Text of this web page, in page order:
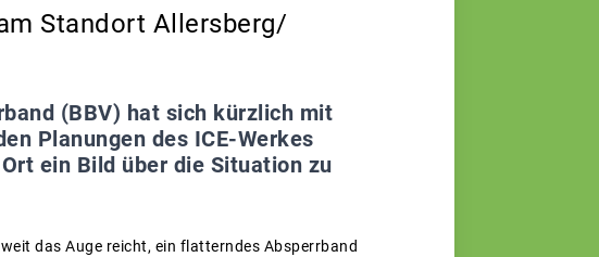
Standort Allersberg/
(BBV) hat sich kürzlich mit
Planungen des ICE-Werkes
ein Bild über die Situation zu
das Auge reicht, ein flatterndes Absperrband